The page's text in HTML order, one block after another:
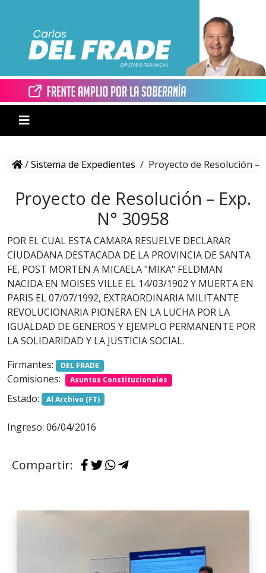
/Sistema de Expedientes / Proyecto de Resolución –
Proyecto de Resolución – Exp.
N° 30958
POR EL CUAL ESTA CAMARA RESUELVE DECLARAR
CIUDADANA DESTACADA DE LA PROVINCIA DE SANTA
FE, POST MORTEN A MICAELA "MIKA" FELDMAN
NACIDA EN MOISES VILLE EL 14/03/1902 Y MUERTA EN
PARIS EL 07/07/1992, EXTRAORDINARIA MILITANTE
REVOLUCIONARIA PIONERA EN LA LUCHA POR LA
IGUALDAD DE GENEROS Y EJEMPLO PERMANENTE POR
LA SOLIDARIDAD Y LA JUSTICIA SOCIAL.
Firmantes:
DEL FRADE
Comisiones: Asuntos Constitucionales
Estado: Al Archivo (FT)
Ingreso: 06/04/2016
Compartir: